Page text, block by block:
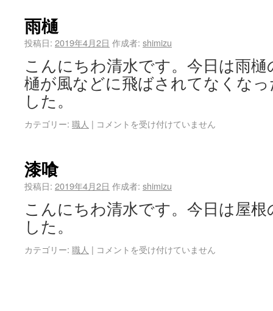
雨樋
投稿日: 2019年4月2日 作成者: shimizu
こんにちわ清水です。今日は雨
樋が風などに飛ばされてなくな
した。
カテゴリー: 職人 | コメントを受け付けていません
漆喰
投稿日: 2019年4月2日 作成者: shimizu
こんにちわ清水です。今日は屋
した。
カテゴリー: 職人 | コメントを受け付けていません